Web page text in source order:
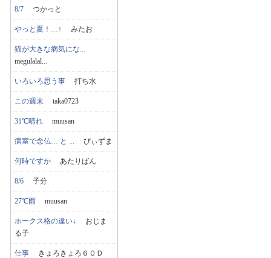
8/7 つかっと
やっと夏！…↑ みたお
猫が大きな病気にな...
megulalal...
いろいろ思う事 打ち水
この週末 taka0723
31℃晴れ muusan
病室で念仏… と ... ぴぃずま
何時ですか あたりばん
8/6 子分
27℃雨 muusan
ホークス格の違い↓ おじま
る子
仕事 きょろきょろ６０Ｄ